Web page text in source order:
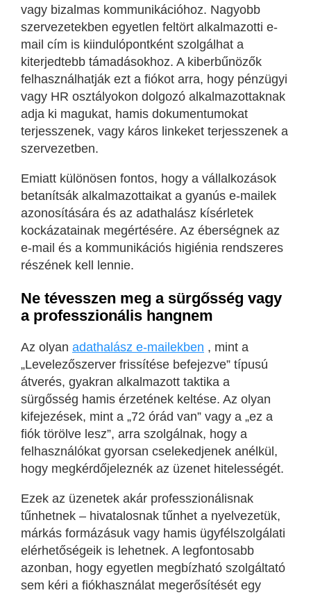
vagy bizalmas kommunikációhoz. Nagyobb
szervezetekben egyetlen feltört alkalmazotti e-
mail cím is kiindulópontként szolgálhat a
kiterjedtebb támadásokhoz. A kiberbűnözők
felhasználhatják ezt a fiókot arra, hogy pénzügyi
vagy HR osztályokon dolgozó alkalmazottaknak
adja ki magukat, hamis dokumentumokat
terjesszenek, vagy káros linkeket terjesszenek a
szervezetben.
Emiatt különösen fontos, hogy a vállalkozások
betanítsák alkalmazottaikat a gyanús e-mailek
azonosítására és az adathalász kísérletek
kockázatainak megértésére. Az éberségnek az
e-mail és a kommunikációs higiénia rendszeres
részének kell lennie.
Ne tévesszen meg a sürgősség vagy
a professzionális hangnem
Az olyan adathalász e-mailekben , mint a
„Levelezőszerver frissítése befejezve” típusú
átverés, gyakran alkalmazott taktika a
sürgősség hamis érzetének keltése. Az olyan
kifejezések, mint a „72 órád van” vagy a „ez a
fiók törölve lesz”, arra szolgálnak, hogy a
felhasználókat gyorsan cselekedjenek anélkül,
hogy megkérdőjeleznék az üzenet hitelességét.
Ezek az üzenetek akár professzionálisnak
tűnhetnek – hivatalosnak tűnhet a nyelvezetük,
márkás formázásuk vagy hamis ügyfélszolgálati
elérhetőségeik is lehetnek. A legfontosabb
azonban, hogy egyetlen megbízható szolgáltató
sem kéri a fiókhasználat megerősítését egy